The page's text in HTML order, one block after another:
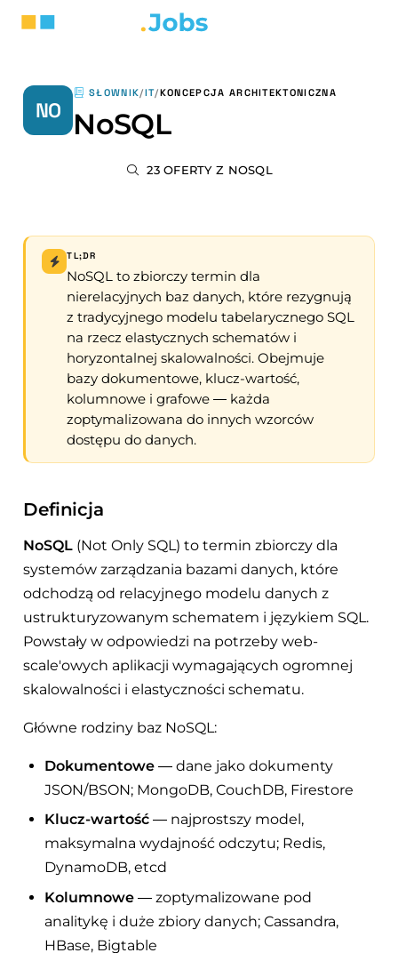
NO
SŁOWNIK/IT/KONCEPCJA ARCHITEKTONICZNA
NoSQL
23 OFERTY Z NOSQL
TL;DR
NoSQL to zbiorczy termin dla
nierelacyjnych baz danych, które rezygnują
z tradycyjnego modelu tabelarycznego SQL
na rzecz elastycznych schematów i
horyzontalnej skalowalności. Obejmuje
bazy dokumentowe, klucz-wartość,
kolumnowe i grafowe — każda
zoptymalizowana do innych wzorców
dostępu do danych.
Definicja
NoSQL (Not Only SQL) to termin zbiorczy dla
systemów zarządzania bazami danych, które
odchodzą od relacyjnego modelu danych z
ustrukturyzowanym schematem i językiem SQL.
Powstały w odpowiedzi na potrzeby web-
scale'owych aplikacji wymagających ogromnej
skalowalności i elastyczności schematu.
Główne rodziny baz NoSQL:
Dokumentowe — dane jako dokumenty
JSON/BSON; MongoDB, CouchDB, Firestore
Klucz-wartość — najprostszy model,
maksymalna wydajność odczytu; Redis,
DynamoDB, etcd
Kolumnowe — zoptymalizowane pod
analitykę i duże zbiory danych; Cassandra,
HBase, Bigtable